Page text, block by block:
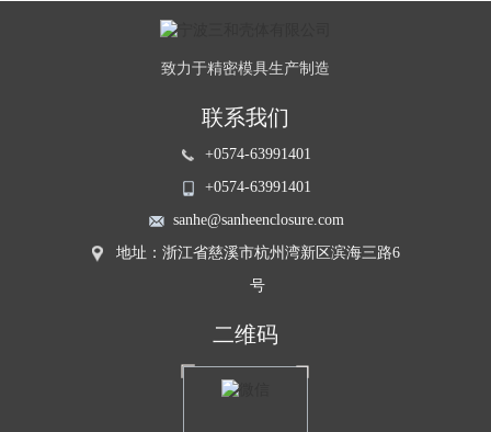
致力于精密模具生产制造
联系我们
+0574-63991401
+0574-63991401
sanhe@sanheenclosure.com
地址：浙江省慈溪市杭州湾新区滨海三路6
号
二维码